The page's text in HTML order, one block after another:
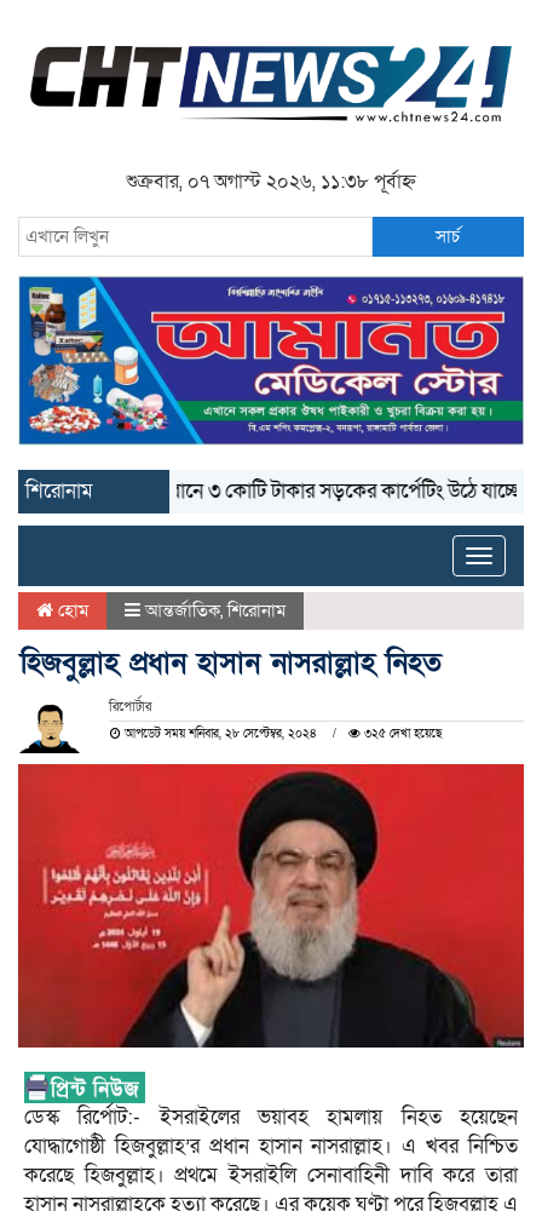
শুক্রবার, ০৭ অগাস্ট ২০২৬, ১১:৩৮ পূর্বাহ্ন
সার্চ
শিরোনামবান্দরবানে ৩ কোটি টাকার সড়কের কার্পেটিং উঠে যাচ্ছে
Toggle
হোম আন্তর্জাতিক,শিরোনাম
হিজবুল্লাহ প্রধান হাসান নাসরাল্লাহ নিহত
রিপোর্টার
আপডেট সময় শনিবার, ২৮ সেপ্টেম্বর, ২০২৪ ৩২৫ দেখা হয়েছে
ডেস্ক রির্পোট:- ইসরাইলের ভয়াবহ হামলায় নিহত হয়েছেন
যোদ্ধাগোষ্ঠী হিজবুল্লাহ’র প্রধান হাসান নাসরাল্লাহ। এ খবর নিশ্চিত
করেছে হিজবুল্লাহ। প্রথমে ইসরাইলি সেনাবাহিনী দাবি করে তারা
হাসান নাসরাল্লাহকে হত্যা করেছে। এর কয়েক ঘণ্টা পরে হিজবুল্লাহ এ